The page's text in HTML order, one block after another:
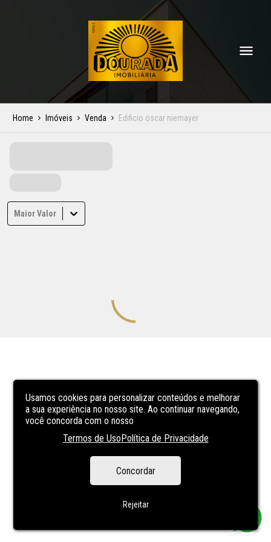
Usamos cookies para personalizar conteúdos e melhorar
a sua experiência no nosso site. Ao continuar navegando,
você concorda com o nosso
Termos de UsoPolítica de Privacidade
Concordar
Rejeitar
Home Imóveis Venda Edificio oscar niemayer
Maior Valor